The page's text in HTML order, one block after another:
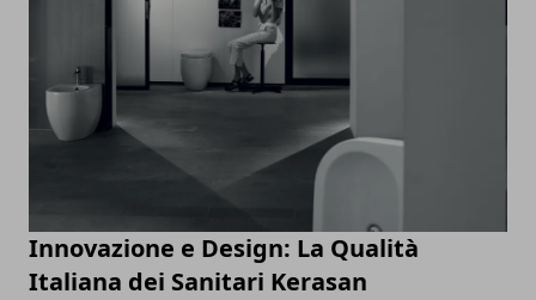
Innovazione e Design: La Qualità
Italiana dei Sanitari Kerasan